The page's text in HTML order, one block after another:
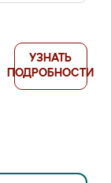
УЗНАТЬ
ПОДРОБНОСТИ